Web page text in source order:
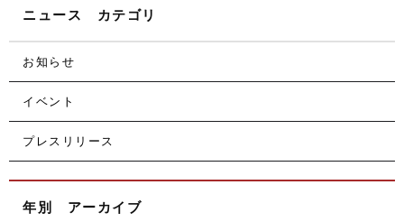
ニュース カテゴリ
お知らせ
イベント
プレスリリース
年別 アーカイブ